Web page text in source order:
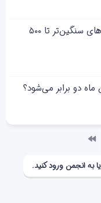
ایران آماده پرتاب ماهواره‌های سنگین‌تر تا ۵۰۰
دو برابر می‌شود؟
به انجمن ورود کنید.